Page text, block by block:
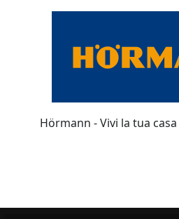
Hörmann - Vivi la tua